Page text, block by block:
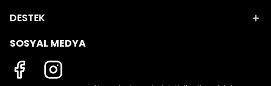
DESTEK
SOSYAL MEDYA